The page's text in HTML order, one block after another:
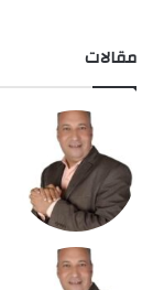
مقالات